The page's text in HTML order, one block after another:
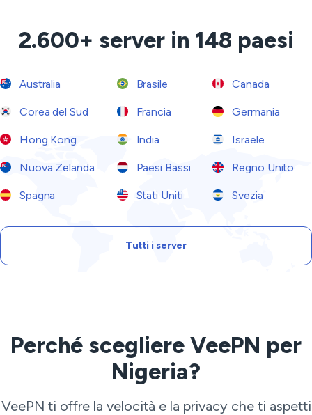
2.600+ server in 148 paesi
Australia Brasile Canada
Corea del Sud Francia Germania
Hong Kong India Israele
Nuova Zelanda Paesi Bassi Regno Unito
Spagna Stati Uniti Svezia
Tutti i server
Perché scegliere VeePN per
Nigeria?
VeePN ti offre la velocità e la privacy che ti aspetti